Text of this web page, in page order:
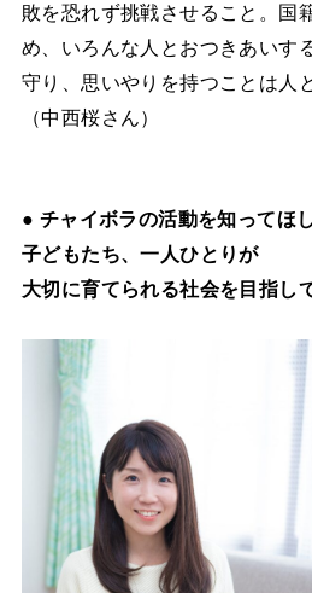
敗を恐れず挑戦させること。国
め、いろんな人とおつきあいす
守り、思いやりを持つことは人
（中西桜さん）
● チャイボラの活動を知ってほ
子どもたち、一人ひとりが
大切に育てられる社会を目指し